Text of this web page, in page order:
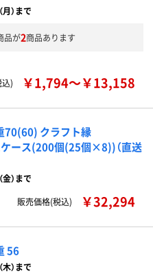
）まで
品が2商品あります
)
￥1,794～￥13,158
70(60) クラフト縁
ース(200個(25個×8))（直送
）まで
販売価格(税込)
￥32,294
56
）まで